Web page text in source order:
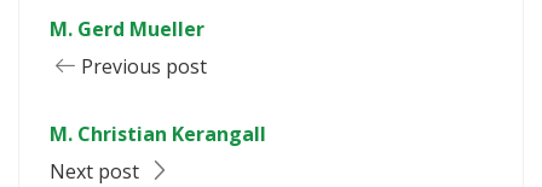
M. Gerd Mueller
Previous post
M. Christian Kerangall
Next post